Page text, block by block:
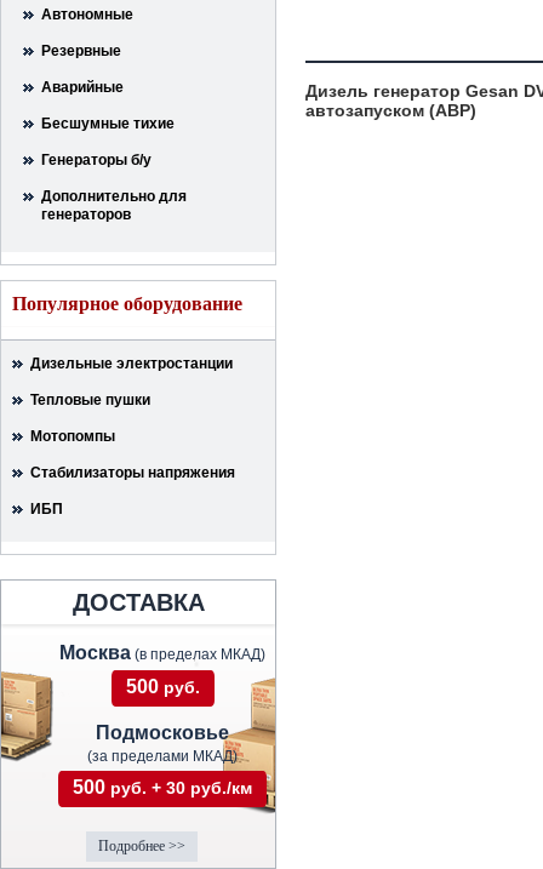
Автономные
Резервные
Аварийные
Бесшумные тихие
Генераторы б/у
Дополнительно для
генераторов
Популярное оборудование
Дизельные электростанции
Тепловые пушки
Мотопомпы
Стабилизаторы напряжения
ИБП
ДОСТАВКА
Москва (в пределах МКАД)
500 руб.
Подмосковье
(за пределами МКАД)
500 руб. + 30 руб./км
Подробнее >>
Дизель генератор Gesan
автозапуском (АВР)